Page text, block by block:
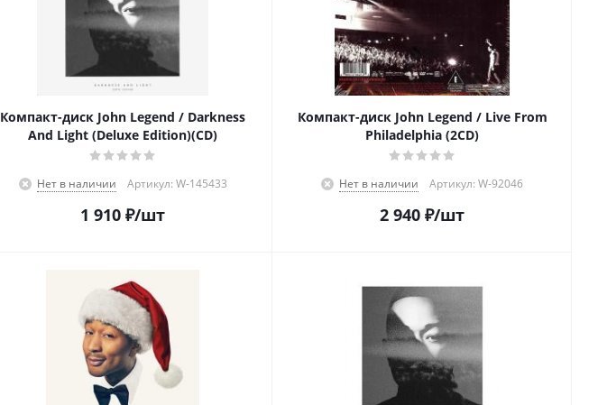
Компакт-диск John Legend / Darkness
And Light (Deluxe Edition)(CD)
Нет в наличии Артикул: W-145433
1 910 ₽/шт
Компакт-диск John Legend / Live From
Philadelphia (2CD)
Нет в наличии Артикул: W-92046
2 940 ₽/шт